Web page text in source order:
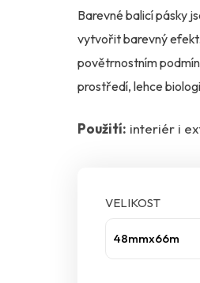
Barevné balicí pásky
vytvořit barevný
povětrnostním
prostředí, lehce
doporučeno očistit
reklamní potisk dle
Použití: interiér i
VELIKOST
48mmx66m